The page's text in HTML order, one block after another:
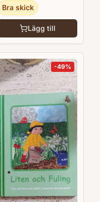
Bra skick
Lägg till
-49%